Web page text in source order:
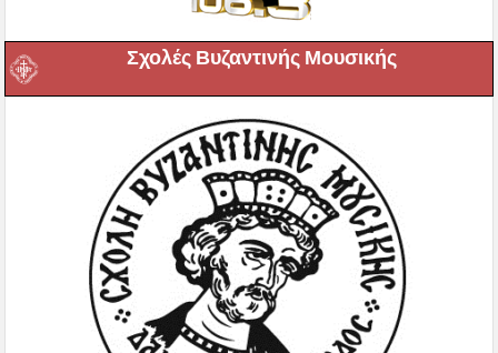
Σχολές Βυζαντινής Μουσικής